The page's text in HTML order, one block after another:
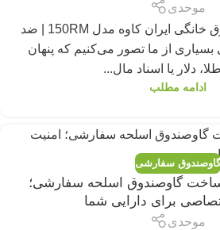
موحدی
راهنمای خرید گاوصندوق خانگی ایران کاوه مدل 150RM | ضد
از ما تصور می‌کنیم که پنهان
دلار یا اسناد مال...
ادامه مطلب
گاوصندوق سفارشی
گاوصندوق اسلحه سفارشی؛
برای دارایی شما
موحدی